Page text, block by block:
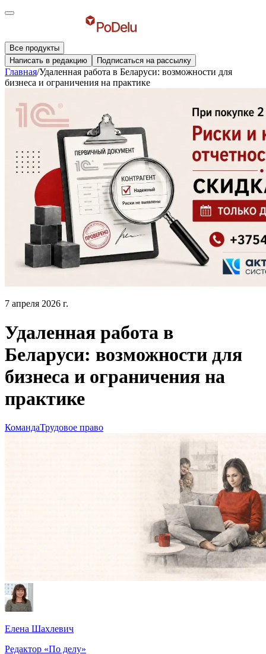
Все продукты
Написать в редакцию
Подписаться на рассылку
Главная/Удаленная работа в Беларуси: возможности для
бизнеса и ограничения на практике
7 апреля 2026 г.
Удаленная работа в
Беларуси: возможности для
бизнеса и ограничения на
практике
КомандаТрудовое право
Елена Шахлевич
Редактор «По делу»